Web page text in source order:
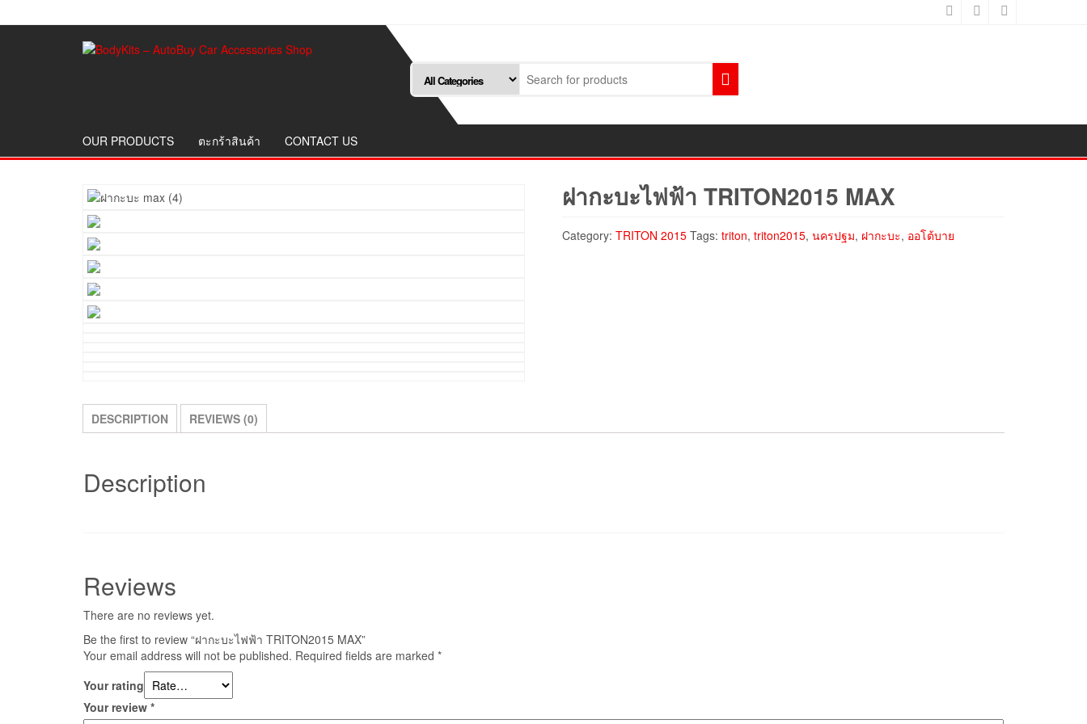
OUR PRODUCTS ตะกร้าสินค้า CONTACT US
ฝากะบะไฟฟ้า TRITON2015 MAX
Category: TRITON 2015 Tags: triton, triton2015, นครปฐม, ฝากะบะ, ออโต้บาย
DESCRIPTION REVIEWS (0)
Description
Reviews
There are no reviews yet.
Be the first to review “ฝากะบะไฟฟ้า TRITON2015 MAX”
Your email address will not be published. Required fields are marked *
Your rating
Your review *